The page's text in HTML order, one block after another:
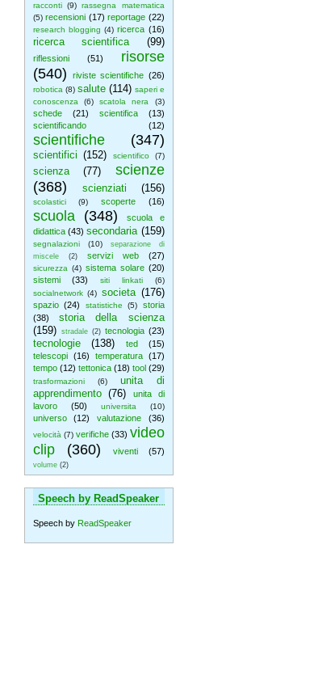
racconti (9) rassegna matematica
(5) recensioni (17) reportage (22)
research blogging (4) ricerca (16)
ricerca scientifica (99)
riflessioni (51)
risorse
(540)
riviste scientifiche (26)
robotica (8) salute (114) saperi e
conoscenza
(6) scatola nera (3)
schede (21) scientifica
(13)
scientificando
(12)
scientifiche (347)
scientifici (152) scientifico (7)
scienza (77)
scienze
(368)
scienziati (156)
scolastici (9) scoperte (16)
scuola (348)
scuola e
didattica (43) secondaria (159)
segnalazioni (10)
separazione di
miscele
(2) servizi web (27)
sicurezza (4) sistema solare (20)
sistemi
(33) siti linkati
(6)
socialnetwork (4) societa (176)
spazio (24) statistiche (5)
storia
(38)
storia della scienza
(159)
stradale (2) tecnologia (23)
tecnologie (138) ted
(15)
telescopi
(16) temperatura
(17)
tempo (12) tettonica (18) tool (29)
trasformazioni (6)
unita di
apprendimento (76)
unita di
lavoro
(50) universita (10)
universo (12) valutazione (36)
velocità (7) verifiche (33) video
clip
(360) viventi (57)
volume (2)
Speech by ReadSpeaker
Speech by ReadSpeaker